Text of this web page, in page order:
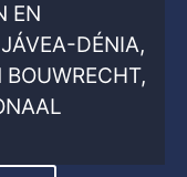
EN
DÉNIA,
BOUWRECHT,